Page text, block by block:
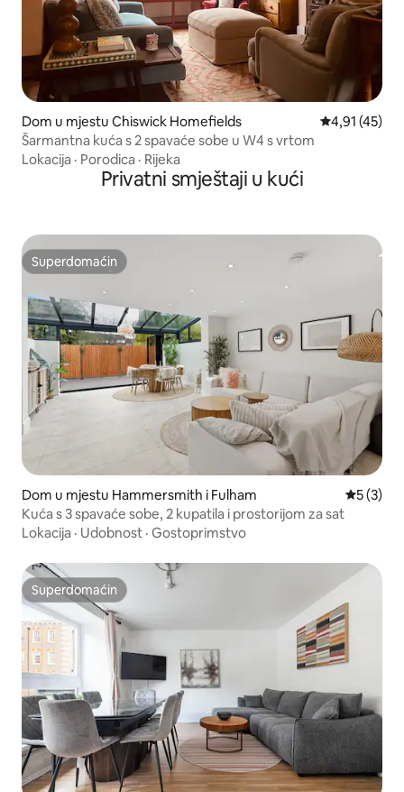
Dom u mjestu Chiswick Homefields Prosječna
4,91 (45)
Šarmantna kuća s 2 spavaće sobe u W4 s vrtom
Lokacija · Porodica · Rijeka
Privatni smještaji u kući
Superdomaćin
Superdomaćin
Dom u mjestu Hammersmith i Fulham
5 (3)
Kuća s 3 spavaće sobe, 2 kupatila i prostorijom za sat
Lokacija · Udobnost · Gostoprimstvo
Superdomaćin
Superdomaćin